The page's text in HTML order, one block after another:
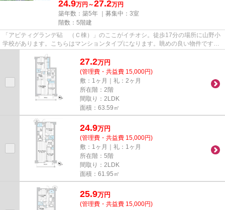
24.9万円～27.2万円
築年数：築5年 ｜募集中： 3室
階数：5階建
「アビティグランデ砧 （Ｃ棟）」のここがイチオシ。徒歩17分の場所に山野小
学校があります。こちらはマンションタイプになります。眺めの良い物件です。
できるだけ早めに不動産情報...
27.2万円
(管理費・共益費 15,000円)
敷：1ヶ月｜礼：2ヶ月
所在階：2階
間取り：2LDK
面積：63.59㎡
24.9万円
(管理費・共益費 15,000円)
敷：1ヶ月｜礼：1ヶ月
所在階：5階
間取り：2LDK
面積：61.95㎡
25.9万円
(管理費・共益費 15,000円)